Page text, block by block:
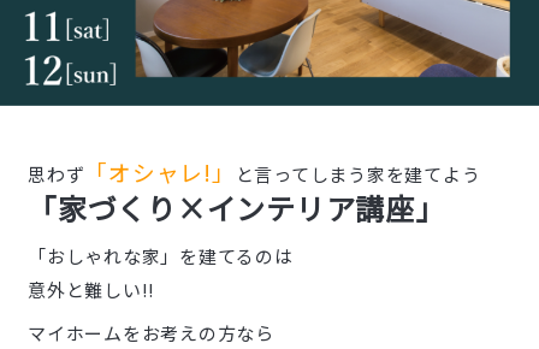
思わず 「オシャレ!」 と言ってしまう家を建てよう
「家づくり×インテリア講座」
「おしゃれな家」を建てるのは
意外と難しい!!
マイホームをお考えの方なら